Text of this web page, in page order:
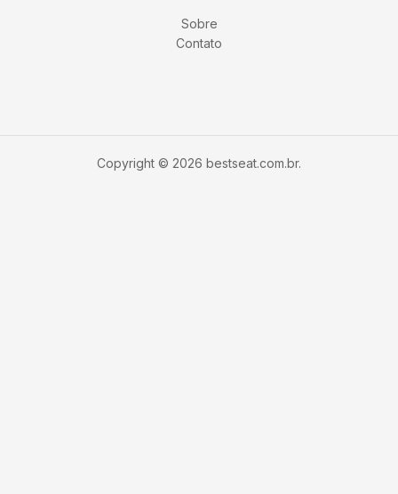
Sobre
Contato
Copyright © 2026 bestseat.com.br.